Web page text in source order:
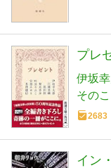
プレ
伊坂
そのこ
2683
イン